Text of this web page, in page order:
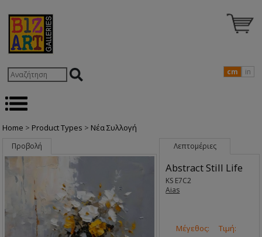
cm in
Home > Product Types > Nέα Συλλογή
Προβολή Λεπτομέριες
Abstract Still Life
KS E7C2
Aias
Μέγεθος: Τιμή: